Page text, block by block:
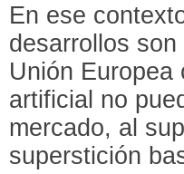
En ese
desarrollos
Unión
artificial no
mercado, al
superstición